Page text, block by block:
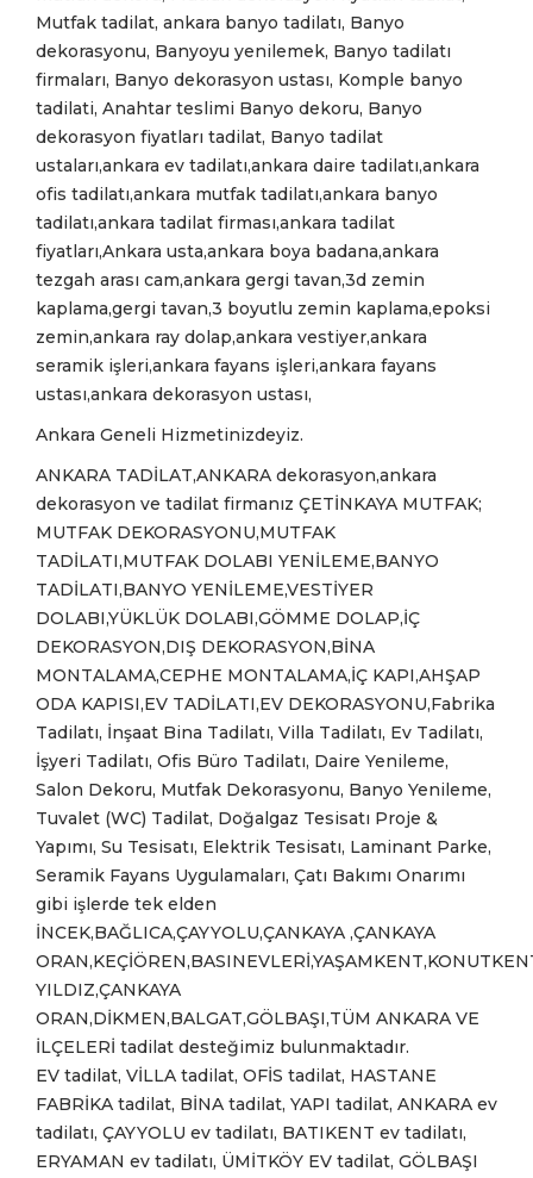
Mutfak tadilat, ankara banyo tadilatı, Banyo
dekorasyonu, Banyoyu yenilemek, Banyo tadilatı
firmaları, Banyo dekorasyon ustası, Komple banyo
tadilati, Anahtar teslimi Banyo dekoru, Banyo
dekorasyon fiyatları tadilat, Banyo tadilat
ustaları,ankara ev tadilatı,ankara daire tadilatı,ankara
ofis tadilatı,ankara mutfak tadilatı,ankara banyo
tadilatı,ankara tadilat firması,ankara tadilat
fiyatları,Ankara usta,ankara boya badana,ankara
tezgah arası cam,ankara gergi tavan,3d zemin
kaplama,gergi tavan,3 boyutlu zemin kaplama,epoksi
zemin,ankara ray dolap,ankara vestiyer,ankara
seramik işleri,ankara fayans işleri,ankara fayans
ustası,ankara dekorasyon ustası,
Ankara Geneli Hizmetinizdeyiz.
ANKARA TADİLAT,ANKARA dekorasyon,ankara
dekorasyon ve tadilat firmanız ÇETİNKAYA MUTFAK;
MUTFAK DEKORASYONU,MUTFAK
TADİLATI,MUTFAK DOLABI YENİLEME,BANYO
TADİLATI,BANYO YENİLEME,VESTİYER
DOLABI,YÜKLÜK DOLABI,GÖMME DOLAP,İÇ
DEKORASYON,DIŞ DEKORASYON,BİNA
MONTALAMA,CEPHE MONTALAMA,İÇ KAPI,AHŞAP
ODA KAPISI,EV TADİLATI,EV DEKORASYONU,Fabrika
Tadilatı, İnşaat Bina Tadilatı, Villa Tadilatı, Ev Tadilatı,
İşyeri Tadilatı, Ofis Büro Tadilatı, Daire Yenileme,
Salon Dekoru, Mutfak Dekorasyonu, Banyo Yenileme,
Tuvalet (WC) Tadilat, Doğalgaz Tesisatı Proje &
Yapımı, Su Tesisatı, Elektrik Tesisatı, Laminant Parke,
Seramik Fayans Uygulamaları, Çatı Bakımı Onarımı
gibi işlerde tek elden
İNCEK,BAĞLICA,ÇAYYOLU,ÇANKAYA ,ÇANKAYA
YILDIZ,ÇANKAYA
ORAN,DİKMEN,BALGAT,GÖLBAŞI,TÜM ANKARA VE
İLÇELERİ tadilat desteğimiz bulunmaktadır.
EV tadilat, VİLLA tadilat, OFİS tadilat, HASTANE
FABRİKA tadilat, BİNA tadilat, YAPI tadilat, ANKARA ev
tadilatı, ÇAYYOLU ev tadilatı, BATIKENT ev tadilatı,
ERYAMAN ev tadilatı, ÜMİTKÖY EV tadilat, GÖLBAŞI